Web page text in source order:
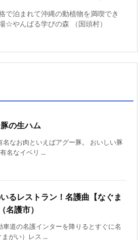
で泊まれて沖縄の動植物を満喫でき
☆やんばる学びの森 （国頭村）
の生ハム
名なお肉といえばアグー豚。 おいしい豚
名なイベリ ...
るレストラン！名護曲【なぐま
名護市）
車道の名護インターを降りるとすぐに名
がい）レス ...